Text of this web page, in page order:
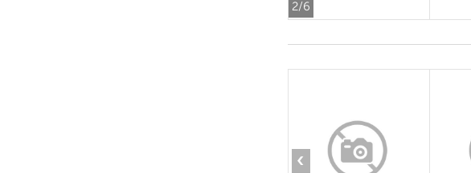
2/6
‹